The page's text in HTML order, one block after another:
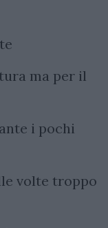
ma per il
i pochi
volte troppo